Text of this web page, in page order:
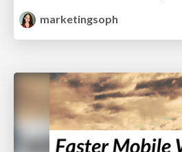
marketingsoph